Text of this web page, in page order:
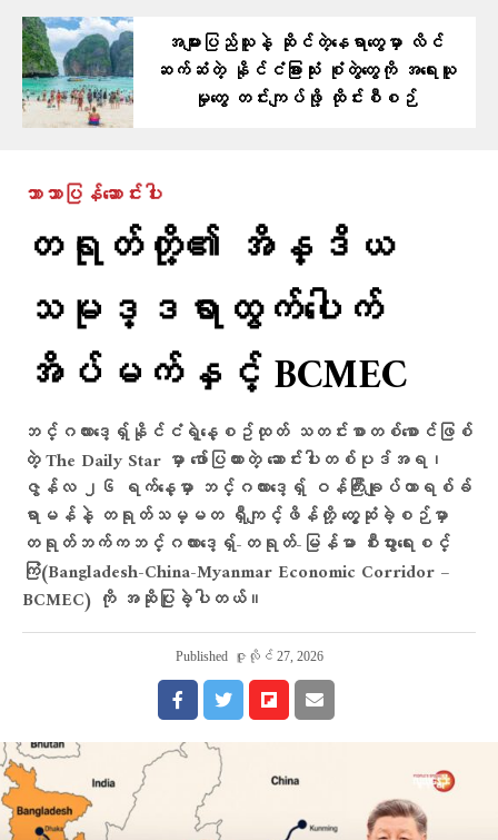
အများပြည်သူနဲ့ ဆိုင်တဲ့နေရာတွေမှာ လိင်
ဆက်ဆံတဲ့ နိုင်ငံခြားသုံး စုံတွဲတွေကို အရေးယူ
မှုတွေ တင်းကျပ်ဖို့ ထိုင်းစီစဉ်
ဘာသာပြန်ဆောင်းပါး
တရုတ်တို့၏ အိန္ဒိယ
သမုဒ္ဒရာထွက်ပေါက်
အိပ်မက်နှင့် BCMEC
ဘင်္ဂလားဒေ့ရှ်နိုင်ငံရဲ့နေ့စဥ်ထုတ် သတင်းစာတစ်စောင်ဖြစ်
တဲ့ The Daily Star မှာ ဖော်ပြထားတဲ့ ဆောင်းပါးတစ်ပုဒ်အရ၊
ဇွန်လ ၂၆ ရက်နေ့မှာ ဘင်္ဂလားဒေ့ရှ် ဝန်ကြီးချုပ်တာရစ်ခ်
ရာမန်နဲ့ တရုတ်သမ္မတ ရှီကျင့်ဖိန်တို့ တွေ့ဆုံခဲ့စဉ်မှာ
တရုတ်ဘက်ကဘင်္ဂလားဒေ့ရှ်-တရုတ်-မြန်မာ စီးပွားရေးစင်္
ကြံ(Bangladesh-China-Myanmar Economic Corridor –
BCMEC) ကို အဆိုပြုခဲ့ပါတယ်။
Published ဇူလိုင် 27, 2026